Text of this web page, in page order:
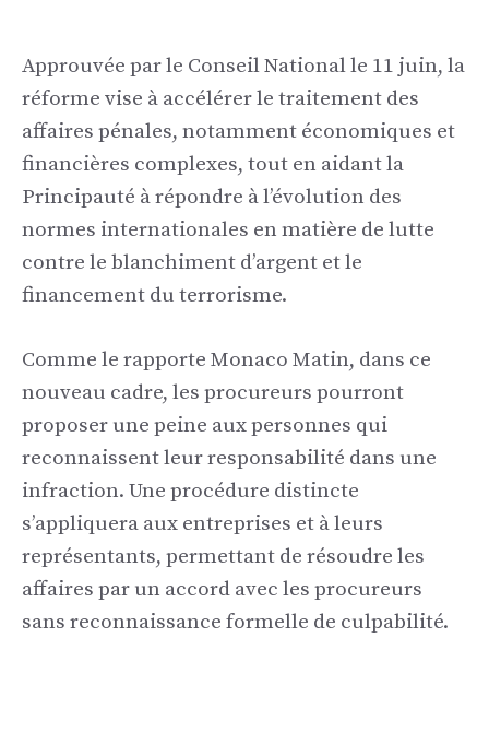
Approuvée par le Conseil National le 11 juin, la
réforme vise à accélérer le traitement des
affaires pénales, notamment économiques et
financières complexes, tout en aidant la
Principauté à répondre à l’évolution des
normes internationales en matière de lutte
contre le blanchiment d’argent et le
financement du terrorisme.
Comme le rapporte Monaco Matin, dans ce
nouveau cadre, les procureurs pourront
proposer une peine aux personnes qui
reconnaissent leur responsabilité dans une
infraction. Une procédure distincte
s’appliquera aux entreprises et à leurs
représentants, permettant de résoudre les
affaires par un accord avec les procureurs
sans reconnaissance formelle de culpabilité.